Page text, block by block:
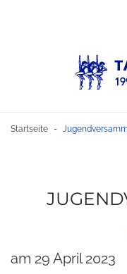
Startseite -
am 29 April 2023